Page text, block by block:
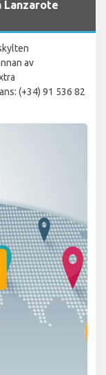
Lanzarote
av
(+34) 91 536 82